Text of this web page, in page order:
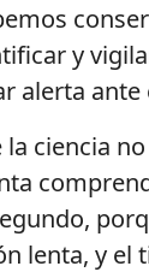
y
alerta
ciencia
lenta, y